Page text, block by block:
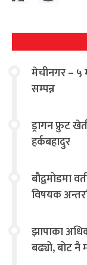
मेचीनगर – ५
सम्पन्न
ड्रागन फ्रुट
हर्कबहादुर
बौद्वमोडमा वर्तमान कृषिका समस्या र समाधान
विषयक
झापाका
बढ्यो, बोट नै